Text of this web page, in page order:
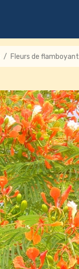
Fleurs de flamboyant